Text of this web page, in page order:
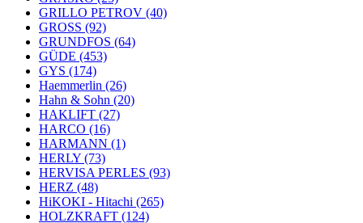
GRILLO PETROV (40)
GROSS (92)
GRUNDFOS (64)
GÜDE (453)
GYS (174)
Haemmerlin (26)
Hahn & Sohn (20)
HAKLIFT (27)
HARCO (16)
HARMANN (1)
HERLY (73)
HERVISA PERLES (93)
HERZ (48)
HiKOKI - Hitachi (265)
HOLZKRAFT (124)